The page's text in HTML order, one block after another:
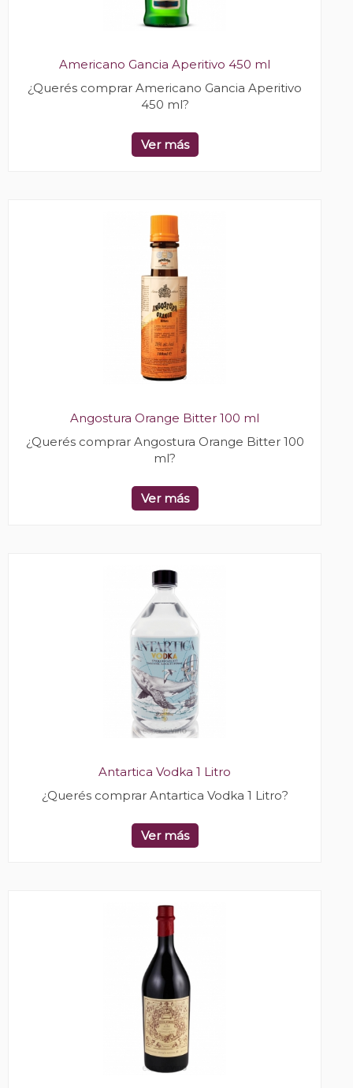
Americano Gancia Aperitivo 450 ml
¿Querés comprar Americano Gancia Aperitivo
450 ml?
Ver más
Angostura Orange Bitter 100 ml
¿Querés comprar Angostura Orange Bitter 100
ml?
Ver más
Antartica Vodka 1 Litro
¿Querés comprar Antartica Vodka 1 Litro?
Ver más